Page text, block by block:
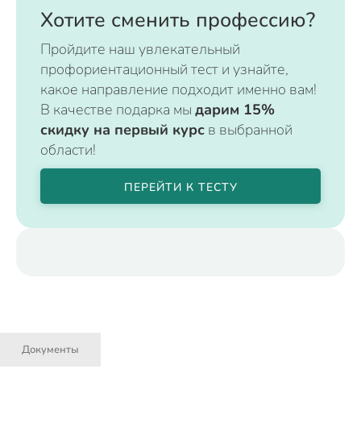
Хотите сменить профессию?
Пройдите наш увлекательный
профориентационный тест и узнайте,
какое направление подходит именно вам!
В качестве подарка мы дарим 15%
скидку на первый курс в выбранной
области!
ПЕРЕЙТИ К ТЕСТУ
Документы